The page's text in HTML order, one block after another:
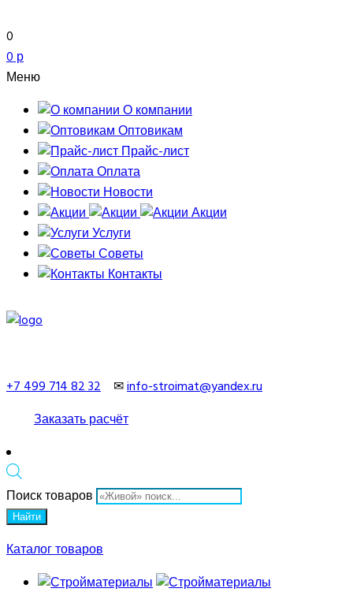
0
0 р
Меню
О компании
Оптовикам
Прайс-лист
Оплата
Новости
Акции
Услуги
Советы
Контакты
+7 499 714 82 32 ✉info-stroimat@yandex.ru
Заказать расчёт
Поиск товаров
Найти
Каталог товаров